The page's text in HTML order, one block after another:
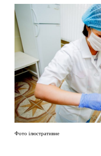
Фото ілюстративне